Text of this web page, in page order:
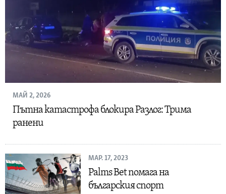
МАЙ 2, 2026
Пътна катастрофа блокира Разлог: Трима
ранени
МАР. 17, 2023
Palms Bet помага на
българския спорт